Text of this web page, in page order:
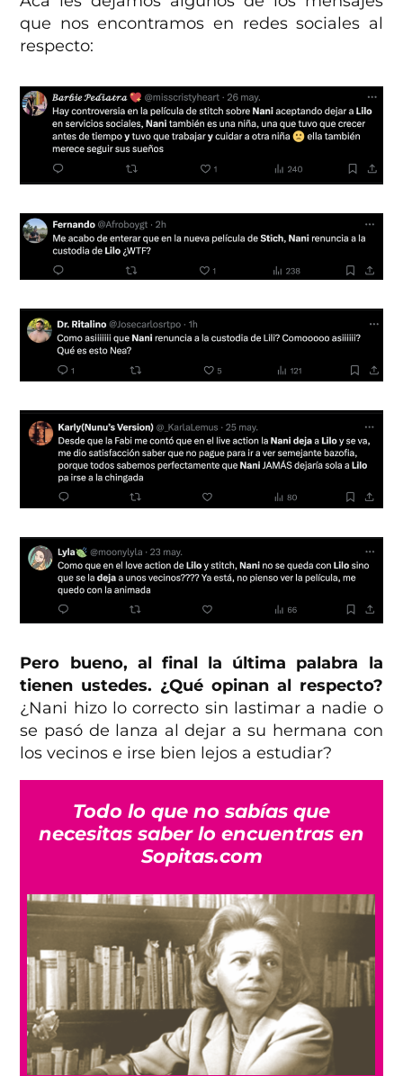
que nos encontramos en redes sociales al
respecto:
Pero bueno, al final la última palabra la
tienen ustedes. ¿Qué opinan al respecto?
¿Nani hizo lo correcto sin lastimar a nadie o
se pasó de lanza al dejar a su hermana con
los vecinos e irse bien lejos a estudiar?
Todo lo que no sabías que
necesitas saber lo encuentras en
Sopitas.com